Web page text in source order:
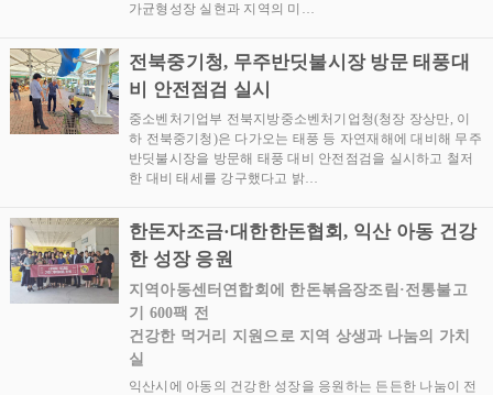
가균형성장 실현과 지역의 미…
전북중기청, 무주반딧불시장 방문 태풍대
비 안전점검 실시
중소벤처기업부 전북지방중소벤처기업청(청장 장상만, 이
하 전북중기청)은 다가오는 태풍 등 자연재해에 대비해 무주
반딧불시장을 방문해 태풍 대비 안전점검을 실시하고 철저
한 대비 태세를 강구했다고 밝…
한돈자조금·대한한돈협회, 익산 아동 건강
한 성장 응원
지역아동센터연합회에 한돈볶음장조림·전통불고
기 600팩 전
건강한 먹거리 지원으로 지역 상생과 나눔의 가치
실
익산시에 아동의 건강한 성장을 응원하는 든든한 나눔이 전